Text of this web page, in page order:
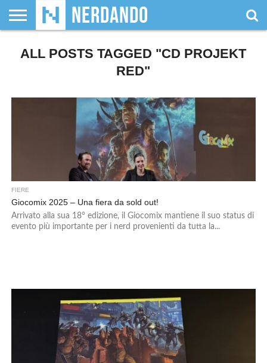
SIAMO
GIOCHI
DA
GIOCHI
DI
VIDEOGAMES
FILM
&
FUMETTI
& LIBRI
MAGIC:
THE
DUNGEONS
&
WRESTLING
NERDANDO
AWARDS
I
BOLLINI
ALL POSTS TAGGED "CD PROJEKT
RED"
FIERE
Giocomix 2025 – Una fiera da sold out!
Arrivato alla sua 18° edizione, il Giocomix mantiene il suo status di
evento più importante per i nerd provenienti da tutta la...